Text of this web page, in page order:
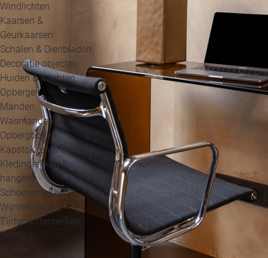
Windlichten
Kaarsen &
Geurkaarsen
Schalen & Dienbladen
Decoratie objecten
Huiden & Vachten
Opbergen
Manden
Wasmanden
Opbergboxen
Kapstokken & Haken
Kledingrekken & -
hangers
Schoenenrekken
Wijnrekken
Tijdschriftenrekken
Trolleys
Boeken